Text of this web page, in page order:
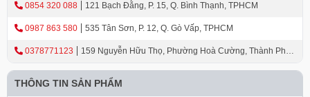
0854 320 088 121 Bạch Đằng, P. 15, Q. Bình Thạnh, TPHCM
0987 863 580 535 Tân Sơn, P. 12, Q. Gò Vấp, TPHCM
0378771123
159 Nguyễn Hữu Thọ, Phường Hoà Cường, Thành Phố
THÔNG TIN SẢN PHẨM